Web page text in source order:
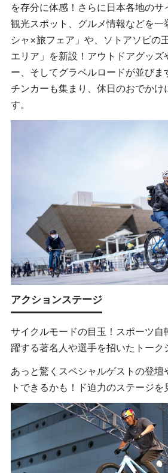
を存分に体感！さらに日本各地の
観光スポット、グルメ情報などを一
シャ×旅フェア」や、ソトアソビの
エリア」を新設！アウトドアグッズ
ー、そしてグラベルロードが並びま
チンカーも集まり、休日のおでか
す。
アクションステージ
サイクルモードの目玉！スポーツ自
躍する著名人や選手を招いたトーク
あっと驚くスペシャルゲストの登壇
トできるかも！ド迫力のステージを